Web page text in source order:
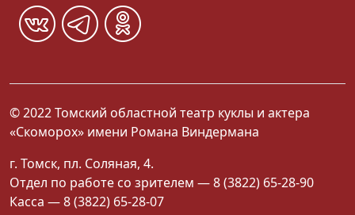
© 2022 Томский областной театр куклы и актера
«Скоморох» имени Романа Виндермана
г. Томск, пл. Соляная, 4.
Отдел по работе со зрителем — 8 (3822) 65-28-90
Касса — 8 (3822) 65-28-07